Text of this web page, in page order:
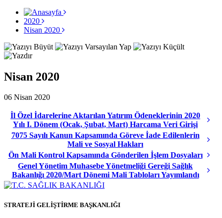
2020
Nisan 2020
Nisan 2020
06 Nisan 2020
İl Özel İdarelerine Aktarılan Yatırım Ödeneklerinin 2020
Yılı I. Dönem (Ocak, Şubat, Mart) Harcama Veri Girişi
7075 Sayılı Kanun Kapsamında Göreve İade Edilenlerin
Mali ve Sosyal Hakları
Ön Mali Kontrol Kapsamında Gönderilen İşlem Dosyaları
Genel Yönetim Muhasebe Yönetmeliği Gereği Sağlık
Bakanlığı 2020/Mart Dönemi Mali Tabloları Yayımlandı
STRATEJİ GELİŞTİRME BAŞKANLIĞI